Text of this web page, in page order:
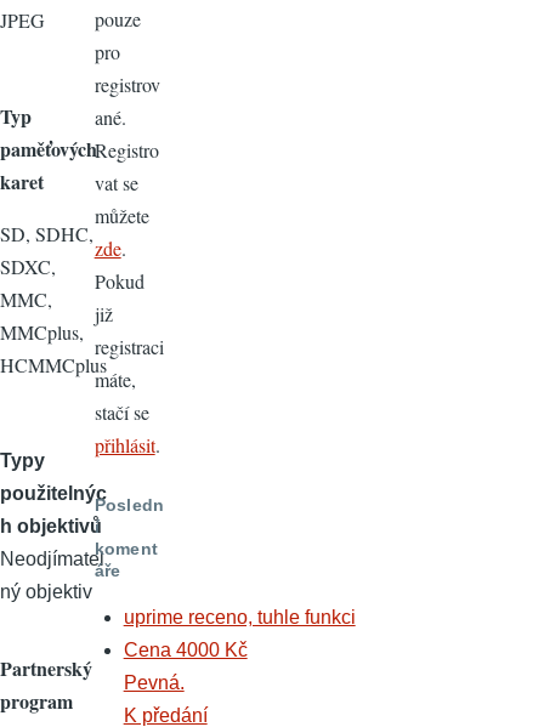
JPEG
Typ
paměťových
karet
SD, SDHC,
SDXC,
MMC,
MMCplus,
HCMMCplus
Typy
použitelnýc
h objektivů
Neodjímatel
ný objektiv
Partnerský
program
pouze
pro
registrov
ané.
Registro
vat se
můžete
zde.
Pokud
již
registraci
máte,
stačí se
přihlásit.
Posledn
í
koment
áře
uprime receno, tuhle funkci
Cena 4000 Kč
Pevná.
K předání